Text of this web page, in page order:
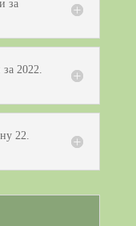
за
2022.
22.